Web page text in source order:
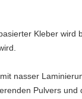
Kleber
nasser
Pulvers